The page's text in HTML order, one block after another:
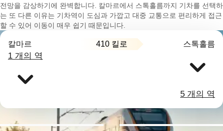
전망을 감상하기에 완벽합니다. 칼마르에서 스톡홀름까지 기차를 선택하
는 또 다른 이유는 기차역이 도심과 가깝고 대중 교통으로 편리하게 접근
할 수 있어 이동이 매우 쉽기 때문입니다.
칼마르 410 킬로 스톡홀름
1 개의 역
5 개의 역